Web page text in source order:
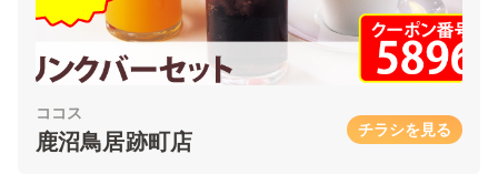
ココス
鹿沼鳥居跡町店 チラシを見る